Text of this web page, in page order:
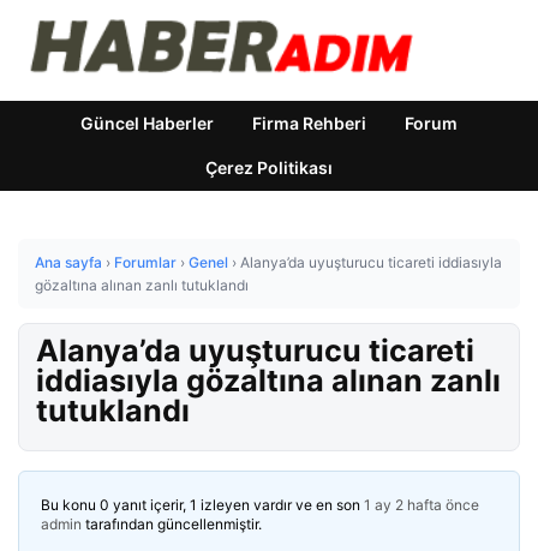
Güncel Haberler Firma Rehberi Forum
Çerez Politikası
Ana sayfa › Forumlar › Genel › Alanya’da uyuşturucu ticareti iddiasıyla
gözaltına alınan zanlı tutuklandı
Alanya’da uyuşturucu ticareti
iddiasıyla gözaltına alınan zanlı
tutuklandı
Bu konu 0 yanıt içerir, 1 izleyen vardır ve en son 1 ay 2 hafta önce
admin tarafından güncellenmiştir.